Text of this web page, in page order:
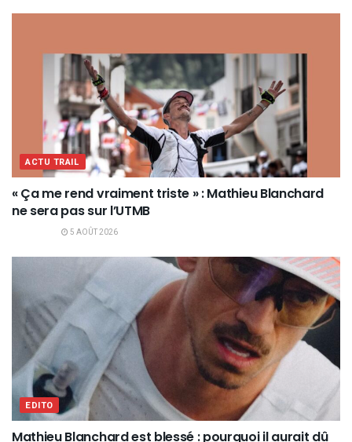
ACTU TRAIL
« Ça me rend vraiment triste » : Mathieu Blanchard
ne sera pas sur l’UTMB
5 AOÛT 2026
EDITO
Mathieu Blanchard est blessé : pourquoi il aurait dû